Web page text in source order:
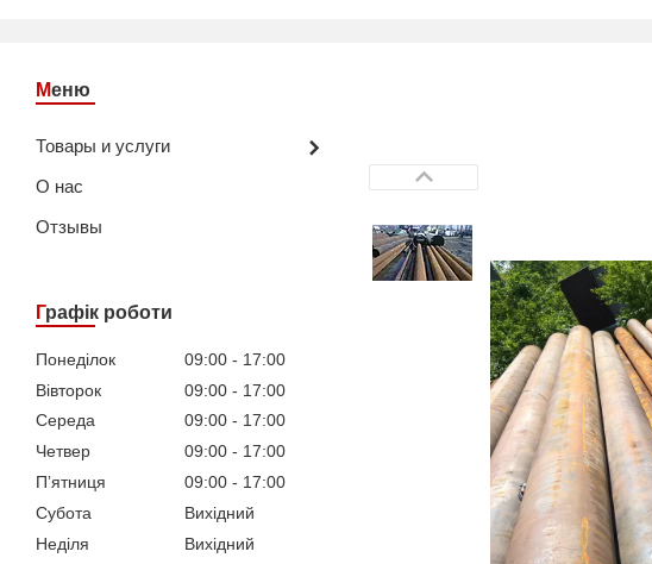
Товары и услуги
О нас
Отзывы
Графік роботи
Понеділок 09:00
17:00
Вівторок
09:00
17:00
Середа
09:00
17:00
Четвер
09:00
17:00
Пʼятниця
09:00
17:00
Субота
Вихідний
Неділя
Вихідний